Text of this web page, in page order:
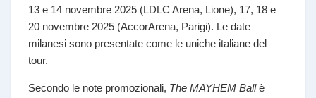
13 e 14 novembre 2025 (LDLC Arena, Lione), 17, 18 e
20 novembre 2025 (AccorArena, Parigi). Le date
milanesi sono presentate come le uniche italiane del
tour.
Secondo le note promozionali, The MAYHEM Ballè